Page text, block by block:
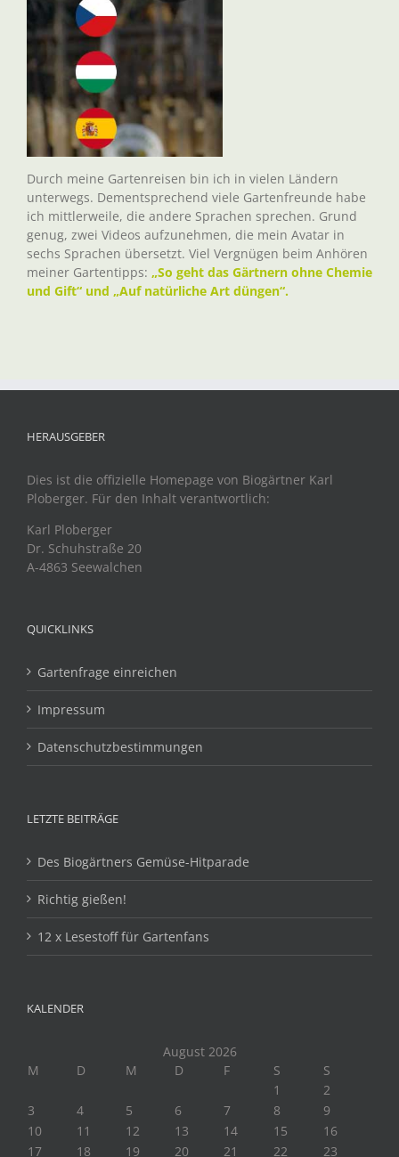
Durch meine Gartenreisen bin ich in vielen Ländern
unterwegs. Dementsprechend viele Gartenfreunde habe
ich mittlerweile, die andere Sprachen sprechen. Grund
genug, zwei Videos aufzunehmen, die mein Avatar in
sechs Sprachen übersetzt. Viel Vergnügen beim Anhören
meiner Gartentipps: „So geht das Gärtnern ohne Chemie
und Gift“ und „Auf natürliche Art düngen“.
HERAUSGEBER
Dies ist die offizielle Homepage von Biogärtner Karl
Ploberger. Für den Inhalt verantwortlich:
Karl Ploberger
Dr. Schuhstraße 20
A-4863 Seewalchen
QUICKLINKS
Gartenfrage einreichen
Impressum
Datenschutzbestimmungen
LETZTE BEITRÄGE
Des Biogärtners Gemüse-Hitparade
Richtig gießen!
12 x Lesestoff für Gartenfans
KALENDER
August 2026
M
D M D F S
S
1
2
3
4 5 6 7 8
9
10
11 12 13 14 15
16
17
18 19 20 21 22 23